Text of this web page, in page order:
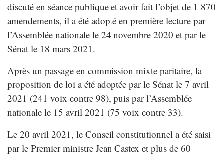
discuté en séance publique et avoir fait l’objet de 1 870
amendements, il a été adopté en première lecture par
l’Assemblée nationale le 24 novembre 2020 et par le
Sénat le 18 mars 2021.
Après un passage en commission mixte paritaire, la
proposition de loi a été adoptée par le Sénat le 7 avril
2021 (241 voix contre 98), puis par l’Assemblée
nationale le 15 avril 2021 (75 voix contre 33).
Le 20 avril 2021, le Conseil constitutionnel a été saisi
par le Premier ministre Jean Castex et plus de 60